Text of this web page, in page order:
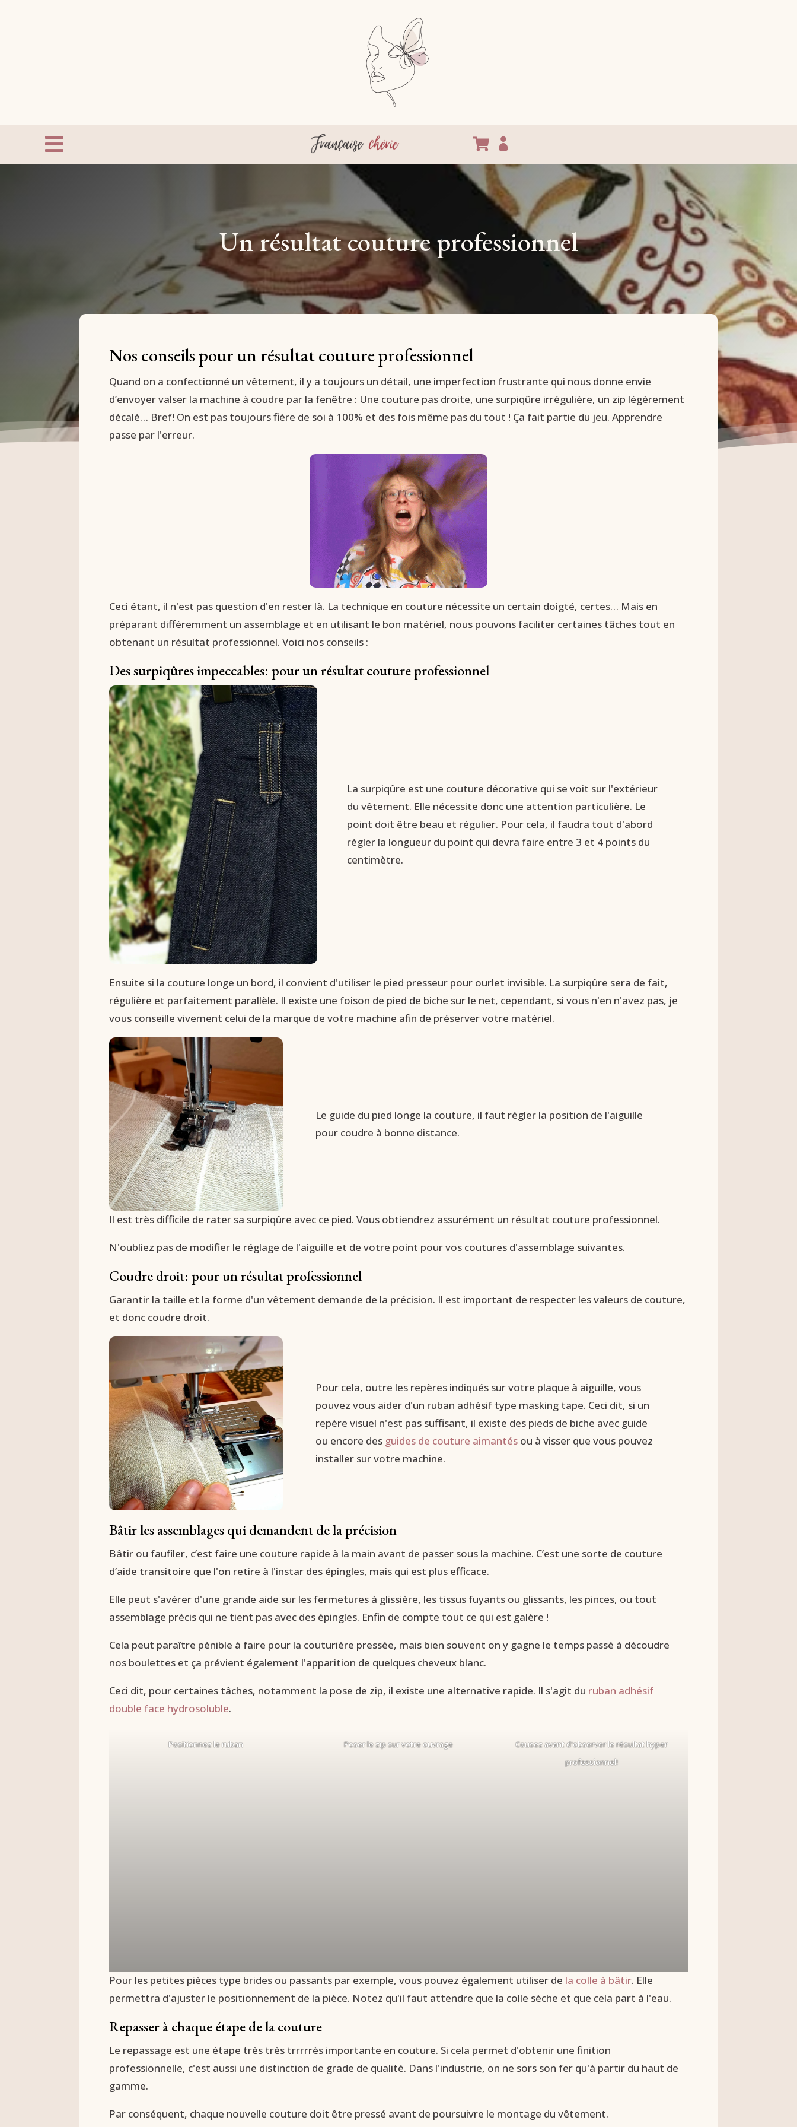
  
Un résultat couture professionnel
Nos conseils pour un résultat couture professionnel
Quand on a confectionné un vêtement, il y a toujours un détail, une imperfection frustrante qui nous donne envie
d’envoyer valser la machine à coudre par la fenêtre : Une couture pas droite, une surpiqûre irrégulière, un zip légèrement
décalé… Bref! On est pas toujours fière de soi à 100% et des fois même pas du tout ! Ça fait partie du jeu. Apprendre
passe par l'erreur.
Ceci étant, il n'est pas question d'en rester là. La technique en couture nécessite un certain doigté, certes… Mais en
préparant différemment un assemblage et en utilisant le bon matériel, nous pouvons faciliter certaines tâches tout en
obtenant un résultat professionnel. Voici nos conseils :
Des surpiqûres impeccables: pour un résultat couture professionnel
La surpiqûre est une couture décorative qui se voit sur l'extérieur
du vêtement. Elle nécessite donc une attention particulière. Le
point doit être beau et régulier. Pour cela, il faudra tout d'abord
régler la longueur du point qui devra faire entre 3 et 4 points du
centimètre.
Ensuite si la couture longe un bord, il convient d'utiliser le pied presseur pour ourlet invisible. La surpiqûre sera de fait,
régulière et parfaitement parallèle. Il existe une foison de pied de biche sur le net, cependant, si vous n'en n'avez pas, je
vous conseille vivement celui de la marque de votre machine afin de préserver votre matériel.
Le guide du pied longe la couture, il faut régler la position de l'aiguille
pour coudre à bonne distance.
Il est très difficile de rater sa surpiqûre avec ce pied. Vous obtiendrez assurément un résultat couture professionnel.
N'oubliez pas de modifier le réglage de l'aiguille et de votre point pour vos coutures d'assemblage suivantes.
Coudre droit: pour un résultat professionnel
Garantir la taille et la forme d'un vêtement demande de la précision. Il est important de respecter les valeurs de couture,
et donc coudre droit.
Pour cela, outre les repères indiqués sur votre plaque à aiguille, vous
pouvez vous aider d'un ruban adhésif type masking tape. Ceci dit, si un
repère visuel n'est pas suffisant, il existe des pieds de biche avec guide
ou encore des guides de couture aimantésou à visser que vous pouvez
installer sur votre machine.
Bâtir les assemblages qui demandent de la précision
Bâtir ou faufiler, c’est faire une couture rapide à la main avant de passer sous la machine. C’est une sorte de couture
d’aide transitoire que l'on retire à l'instar des épingles, mais qui est plus efficace.
Elle peut s'avérer d'une grande aide sur les fermetures à glissière, les tissus fuyants ou glissants, les pinces, ou tout
assemblage précis qui ne tient pas avec des épingles. Enfin de compte tout ce qui est galère !
Cela peut paraître pénible à faire pour la couturière pressée, mais bien souvent on y gagne le temps passé à découdre
nos boulettes et ça prévient également l'apparition de quelques cheveux blanc.
Ceci dit, pour certaines tâches, notamment la pose de zip, il existe une alternative rapide. Il s'agit du ruban adhésif
double face hydrosoluble.
Positionnez le ruban Poser le zip sur votre ouvrage
Cousez avant d'observer le résultat hyper
professionnel!
Pour les petites pièces type brides ou passants par exemple, vous pouvez également utiliser de la colle à bâtir. Elle
permettra d'ajuster le positionnement de la pièce. Notez qu'il faut attendre que la colle sèche et que cela part à l'eau.
Repasser à chaque étape de la couture
Le repassage est une étape très très trrrrrès importante en couture. Si cela permet d'obtenir une finition
professionnelle, c'est aussi une distinction de grade de qualité. Dans l'industrie, on ne sors son fer qu'à partir du haut de
gamme.
Par conséquent, chaque nouvelle couture doit être pressé avant de poursuivre le montage du vêtement.